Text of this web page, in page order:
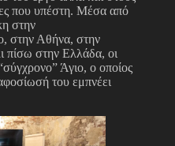
που υπέστη. Μέσα από
στην
στην Αθήνα, στην
πίσω στην Ελλάδα, οι
Άγιο, ο οποίος
του εμπνέει